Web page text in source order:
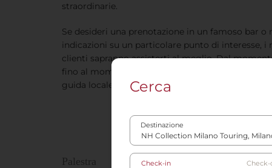
straordinarie.
Se desideri una prenotazione in un famoso bar o
indicazioni su un particolare punto di interesse, i
clienti sapranno assisterti al meglio. Dal
fino al momento della partenza, i nostri
guida locale.
Palestra
Cerca
Destinazione
Check-in Check-